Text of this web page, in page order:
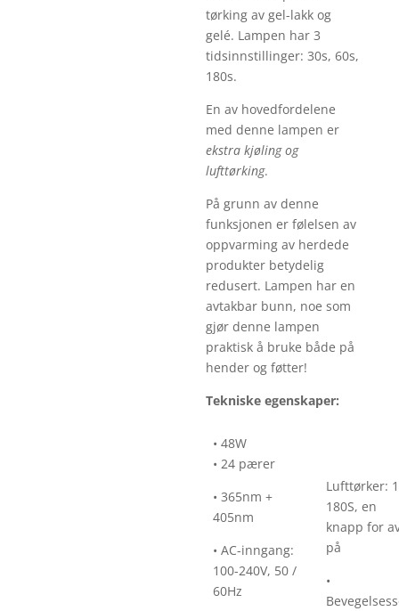
tørking av gel-lakk og
gelé. Lampen har 3
tidsinnstillinger: 30s, 60s,
180s.
En av hovedfordelene
med denne lampen er
ekstra kjøling og
lufttørking.
På grunn av denne
funksjonen er følelsen av
oppvarming av herdede
produkter betydelig
redusert. Lampen har en
avtakbar bunn, noe som
gjør denne lampen
praktisk å bruke både på
hender og føtter!
Tekniske egenskaper:
• 48W
• 24 pærer
• 365nm +
405nm
• AC-inngang:
100-240V, 50 /
60Hz
Lufttørker:
180S, en
knapp for
på
•